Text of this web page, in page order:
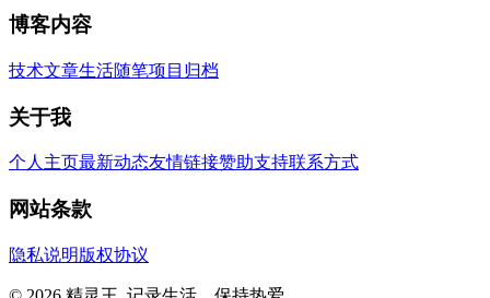
博客内容
技术文章生活随笔项目归档
关于我
个人主页最新动态友情链接赞助支持联系方式
网站条款
隐私说明版权协议